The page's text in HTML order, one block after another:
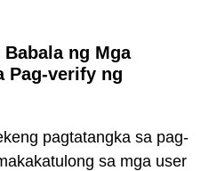
ng Mga
Pag-verify ng
pagtatangka sa pag-
sa mga user